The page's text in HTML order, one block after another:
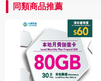
同類商品推薦